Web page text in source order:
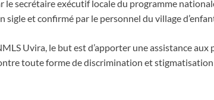
le secrétaire exécutif locale du programme
et confirmé par le personnel du village
Uvira, le but est d’apporter une assistance aux
toute forme de discrimination et